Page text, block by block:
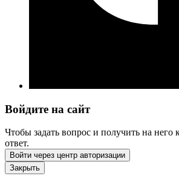
Войдите на сайт
Чтобы задать вопрос и получить на
ответ.
Войти через центр авторизации
Закрыть